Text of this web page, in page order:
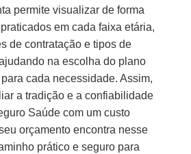
permite visualizar de forma
em cada faixa etária,
de contratação e tipos de
na escolha do plano
cada necessidade. Assim,
a tradição e a confiabilidade
Saúde com um custo
orçamento encontra nesse
prático e seguro para